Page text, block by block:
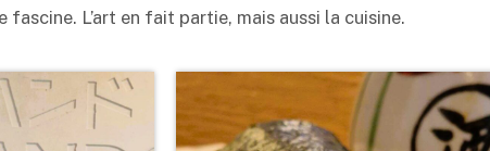
L’art en fait partie, mais aussi la cuisine.